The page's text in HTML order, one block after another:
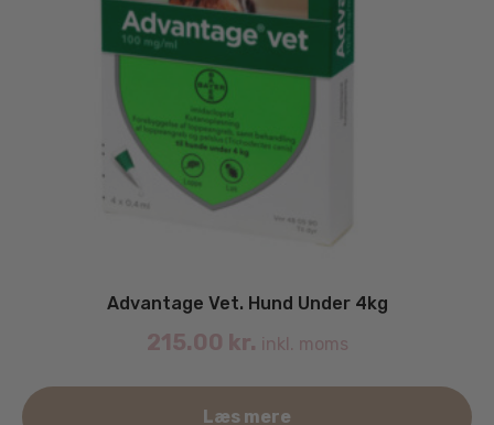
Advantage Vet. Hund Under 4kg
215.00 kr. inkl. moms
Læs mere